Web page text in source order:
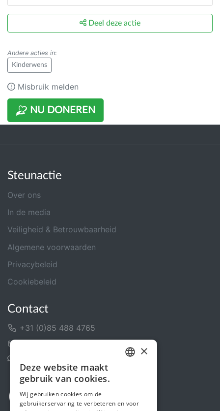
NU DONEREN
Deel deze actie
Andere acties in:
Kinderwens
Misbruik melden
Steunactie
Over ons
In de media
Veiligheid & Betrouwbaarheid
Algemene voorwaarden
Privacybeleid
Cookiebeleid
Contact
+31 (0)85 488 4765
ENGLISH
×
Deze website maakt
gebruik van cookies.
Wij gebruiken cookies om de
gebruikerservaring te verbeteren en voor